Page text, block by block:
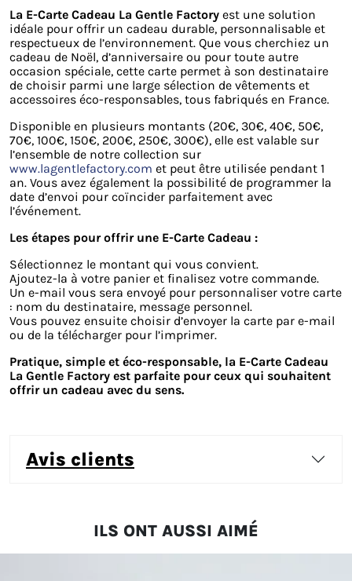
La E-Carte Cadeau La Gentle Factory est une solution
idéale pour offrir un cadeau durable, personnalisable et
respectueux de l’environnement. Que vous cherchiez un
cadeau de Noël, d’anniversaire ou pour toute autre
occasion spéciale, cette carte permet à son destinataire
de choisir parmi une large sélection de vêtements et
accessoires éco-responsables, tous fabriqués en France.
Disponible en plusieurs montants (20€, 30€, 40€, 50€,
70€, 100€, 150€, 200€, 250€, 300€), elle est valable sur
l’ensemble de notre collection sur
www.lagentlefactory.com et peut être utilisée pendant 1
an. Vous avez également la possibilité de programmer la
date d’envoi pour coïncider parfaitement avec
l’événement.
Les étapes pour offrir une E-Carte Cadeau :
Sélectionnez le montant qui vous convient.
Ajoutez-la à votre panier et finalisez votre commande.
Un e-mail vous sera envoyé pour personnaliser votre carte
: nom du destinataire, message personnel.
Vous pouvez ensuite choisir d’envoyer la carte par e-mail
ou de la télécharger pour l’imprimer.
Pratique, simple et éco-responsable, la E-Carte Cadeau
La Gentle Factory est parfaite pour ceux qui souhaitent
offrir un cadeau avec du sens.
avis clients
ILS ONT AUSSI AIMÉ